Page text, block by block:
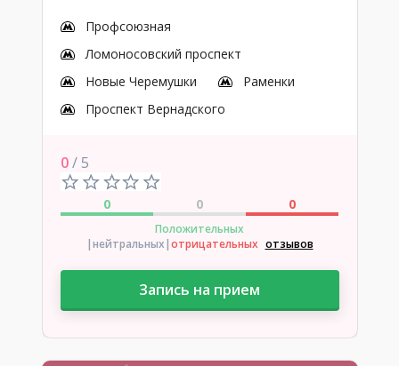
Профсоюзная
Ломоносовский проспект
Новые Черемушки
Раменки
Проспект Вернадского
0/ 5
0 0 0
Положительных
|нейтральных|отрицательных отзывов
Запись на прием